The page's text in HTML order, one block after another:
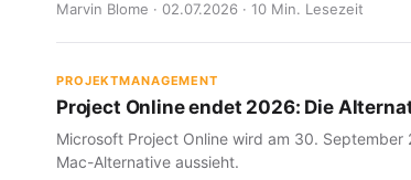
Marvin Blome · 02.07.2026 · 10 Min. Lesezeit
PROJEKTMANAGEMENT
Project Online endet 2026: Die
Microsoft Project Online wird am 30.
Mac-Alternative aussieht.